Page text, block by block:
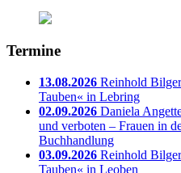
Termine
13.08.2026 Reinhold
Tauben« in Lebring
02.09.2026 Daniela
und verboten – Frauen in
Buchhandlung
03.09.2026 Reinhold
Tauben« in Leoben